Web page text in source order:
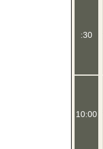
:30
10:00